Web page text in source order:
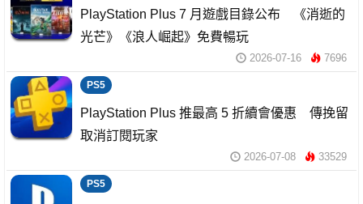
PlayStation Plus 7 月遊戲目錄公布 《消逝的
光芒》《浪人崛起》免費暢玩
2026-07-16 7696
PS5
PlayStation Plus 推最高 5 折續會優惠 傳挽留
取消訂閱玩家
2026-07-08 33529
PS5